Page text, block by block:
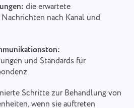
die erwartete
nach Kanal und
und Standards für
Schritte zur Behandlung von
wenn sie auftreten